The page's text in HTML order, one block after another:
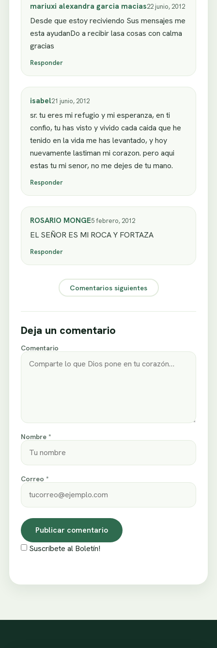
mariuxi alexandra garcia macias22 junio, 2012
Desde que estoy reciviendo Sus mensajes me
esta ayudanDo a recibir lasa cosas con calma
gracias
Responder
isabel21 junio, 2012
sr. tu eres mi refugio y mi esperanza, en ti
confio, tu has visto y vivido cada caida que he
tenido en la vida me has levantado, y hoy
nuevamente lastiman mi corazon. pero aqui
estas tu mi senor, no me dejes de tu mano.
Responder
ROSARIO MONGE5 febrero, 2012
EL SEÑOR ES MI ROCA Y FORTAZA
Responder
Comentarios siguientes
Deja un comentario
Comentario
Nombre *
Correo *
Suscríbete al Boletín!